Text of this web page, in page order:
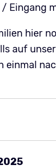
Eingang
hier
auf
einmal